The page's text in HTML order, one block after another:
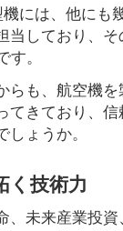
には、他にも
当しており、
。
らも、航空機
てきており、信
ょうか。
技術力
、未来産業投資